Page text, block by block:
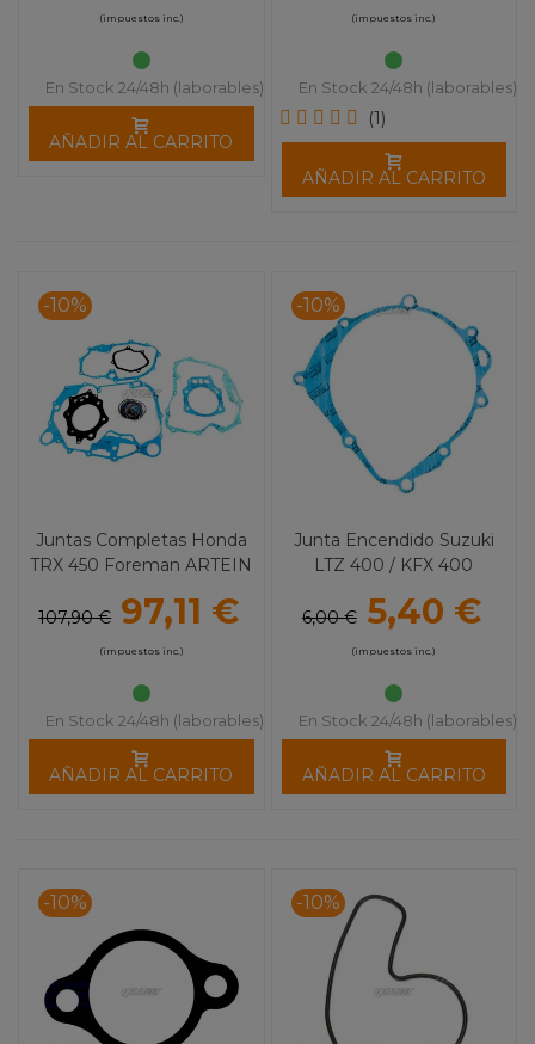
(impuestos inc.)
En Stock 24/48h (laborables)
AÑADIR AL CARRITO
(impuestos inc.)
En Stock 24/48h (laborables)
(1)
AÑADIR AL CARRITO
-10%
Juntas Completas Honda
TRX 450 Foreman ARTEIN
107,90 € 97,11 €
(impuestos inc.)
En Stock 24/48h (laborables)
AÑADIR AL CARRITO
-10%
Junta Encendido Suzuki
LTZ 400 / KFX 400
6,00 € 5,40 €
(impuestos inc.)
En Stock 24/48h (laborables)
AÑADIR AL CARRITO
-10% -10%